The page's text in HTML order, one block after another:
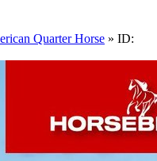
Quarter Horse » ID: